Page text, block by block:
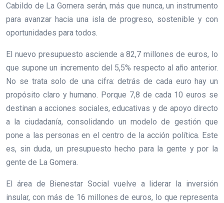
Cabildo de La Gomera serán, más que nunca, un instrumento
para avanzar hacia una isla de progreso, sostenible y con
oportunidades para todos.
El nuevo presupuesto asciende a 82,7 millones de euros, lo
que supone un incremento del 5,5% respecto al año anterior.
No se trata solo de una cifra: detrás de cada euro hay un
propósito claro y humano. Porque 7,8 de cada 10 euros se
destinan a acciones sociales, educativas y de apoyo directo
a la ciudadanía, consolidando un modelo de gestión que
pone a las personas en el centro de la acción política. Este
es, sin duda, un presupuesto hecho para la gente y por la
gente de La Gomera.
El área de Bienestar Social vuelve a liderar la inversión
insular, con más de 16 millones de euros, lo que representa